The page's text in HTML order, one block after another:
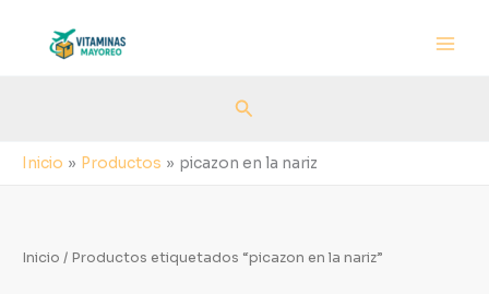
contenido
Buscar
Inicio Productos picazon en la nariz
Inicio / Productos etiquetados “picazon en la nariz”